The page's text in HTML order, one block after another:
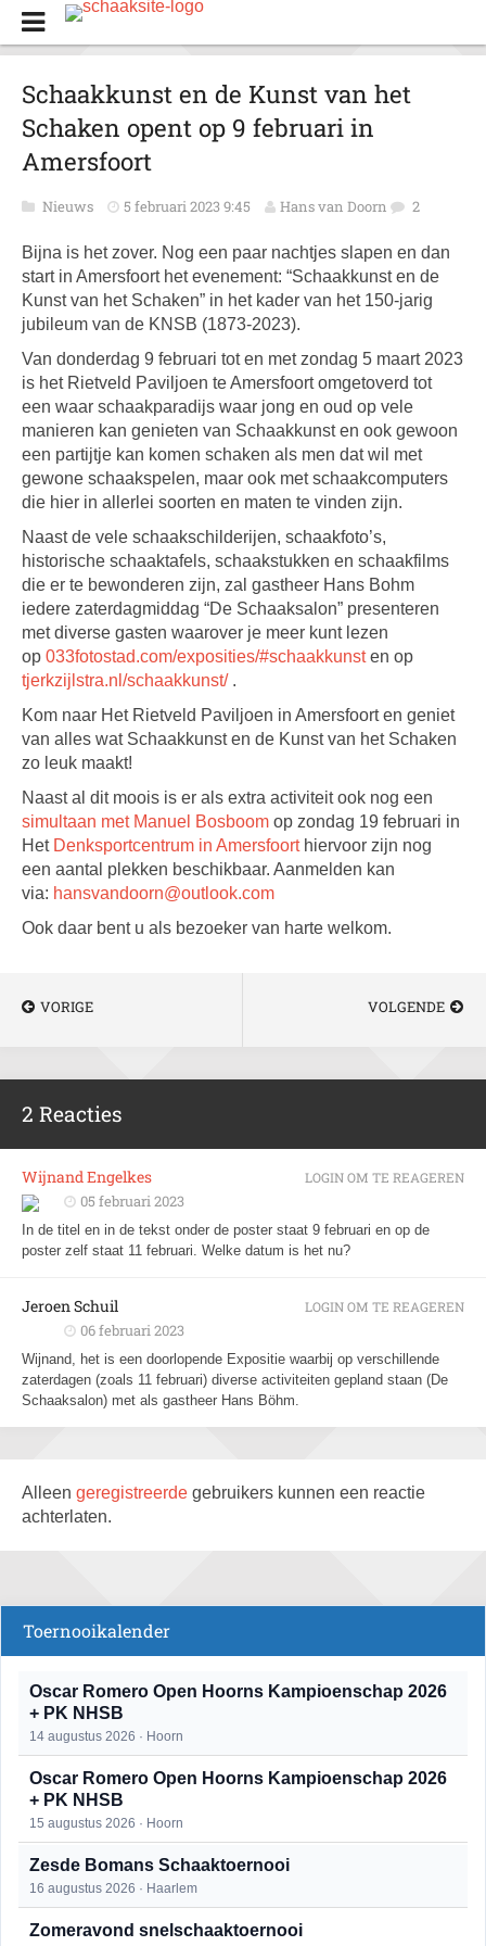
Schaakkunst en de Kunst van het
Schaken opent op 9 februari in
Amersfoort
Nieuws 5 februari 2023 9:45 Hans van Doorn 2
Bijna is het zover. Nog een paar nachtjes slapen en dan
start in Amersfoort het evenement: “Schaakkunst en de
Kunst van het Schaken” in het kader van het 150-jarig
jubileum van de KNSB (1873-2023).
Van donderdag 9 februari tot en met zondag 5 maart 2023
is het Rietveld Paviljoen te Amersfoort omgetoverd tot
een waar schaakparadijs waar jong en oud op vele
manieren kan genieten van Schaakkunst en ook gewoon
een partijtje kan komen schaken als men dat wil met
gewone schaakspelen, maar ook met schaakcomputers
die hier in allerlei soorten en maten te vinden zijn.
Naast de vele schaakschilderijen, schaakfoto’s,
historische schaaktafels, schaakstukken en schaakfilms
die er te bewonderen zijn, zal gastheer Hans Bohm
iedere zaterdagmiddag “De Schaaksalon” presenteren
met diverse gasten waarover je meer kunt lezen
op 033fotostad.com/exposities/#schaakkunsten op
tjerkzijlstra.nl/schaakkunst/.
Kom naar Het Rietveld Paviljoen in Amersfoort en geniet
van alles wat Schaakkunst en de Kunst van het Schaken
zo leuk maakt!
Naast al dit moois is er als extra activiteit ook nog een
simultaan met Manuel Bosboom op zondag 19 februari in
Het Denksportcentrum in Amersfoorthiervoor zijn nog
een aantal plekken beschikbaar. Aanmelden kan
via: hansvandoorn@outlook.com
Ook daar bent u als bezoeker van harte welkom.
VORIGE VOLGENDE
2 Reacties
Wijnand Engelkes
05 februari 2023
In de titel en in de tekst onder de poster staat 9 februari en op de
poster zelf staat 11 februari. Welke datum is het nu?
LOGIN OM TE REAGEREN
Jeroen Schuil
06 februari 2023
Wijnand, het is een doorlopende Expositie waarbij op verschillende
zaterdagen (zoals 11 februari) diverse activiteiten gepland staan (De
Schaaksalon) met als gastheer Hans Böhm.
LOGIN OM TE REAGEREN
Alleen geregistreerde gebruikers kunnen een reactie
achterlaten.
Toernooikalender
Oscar Romero Open Hoorns Kampioenschap 2026
+ PK NHSB
14 augustus 2026 · Hoorn
Oscar Romero Open Hoorns Kampioenschap 2026
+ PK NHSB
15 augustus 2026 · Hoorn
Zesde Bomans Schaaktoernooi
16 augustus 2026 · Haarlem
Zomeravond snelschaaktoernooi